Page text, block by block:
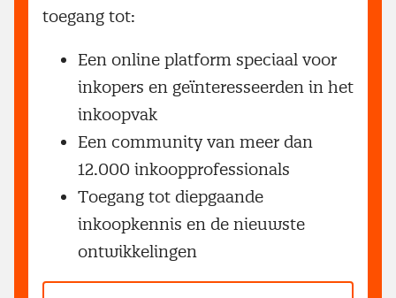
toegang tot:
Een online platform speciaal voor
inkopers en geïnteresseerden in het
inkoopvak
Een community van meer dan
12.000 inkoopprofessionals
Toegang tot diepgaande
inkoopkennis en de nieuwste
ontwikkelingen